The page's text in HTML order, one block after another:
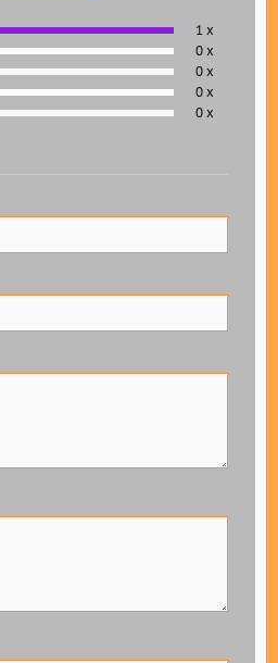
1 x
0 x
0 x
0 x
0 x